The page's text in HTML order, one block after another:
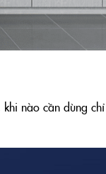
nào cần dùng